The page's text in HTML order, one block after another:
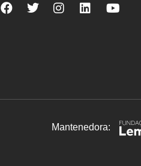
NovaNova Nova NovaNova
Mantenedora: